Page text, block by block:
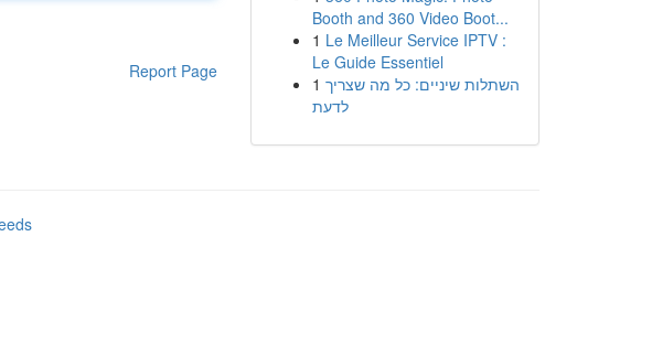
Report Page
Booth and 360 Video Boot...
1 Le Meilleur Service IPTV :
Le Guide Essentiel
1 השתלות שיניים: כל מה שצריך
לדעת